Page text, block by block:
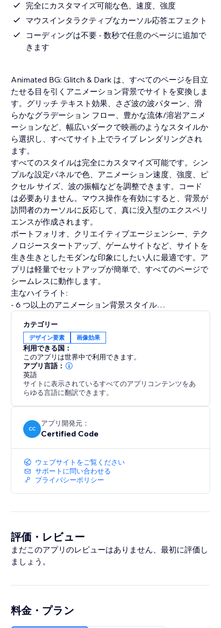
完全にカスタマイズ可能な色、速度、強度
マウスインタラクティブなカーソル応答エフェクト
コーディングは不要 - 数秒で任意のページに追加で
きます
Animated BG: Glitch & Dark は、すべてのページを目立
たせる目を引くアニメーション背景でサイトを変換しま
す。グリッチ テキスト効果、さざ波の波パターン、滑
らかなグラデーション フロー、豊かな流体/溶岩アニメ
ーションなど、幅広いダークで映画のようなスタイルか
ら選択し、すべてサイト上でライブ レンダリングされ
ます。
すべてのスタイルは完全にカスタマイズ可能です。シン
プルな設定パネルで色、アニメーション速度、強度、ピ
クセル サイズ、波の振幅などを調整できます。コード
は必要ありません。マウス操作を有効にすると、背景が
訪問者のカーソルに反応して、真に没入型のエクスペリ
エンスが作成されます。
ポートフォリオ、クリエイティブエージェンシー、テク
ノロジースタートアップ、ゲームサイトなど、サイトを
生き生きとしたモダンな印象にしたい人に最適です。ア
プリは軽量でセットアップが簡単で、すべてのページで
シームレスに動作します。
主なハイライト:
- 6 つ以上のアニメーション背景スタイル
- カーソル反応型インタラクティブ モード
- パフォーマンスの最適化
- あらゆるサイト ページで即座に動作
カテゴリー
デザイン要素 画像効果
利用できる国：
このアプリは世界中で利用できます。
アプリ言語：
英語
サイトに表示されているすべてのアプリコンテンツをあ
らゆる言語に翻訳できます。
CC
アプリ開発元：
Certified Code
ウェブサイトをご覧ください
サポートに問い合わせる
プライバシーポリシー
評価・レビュー
まだこのアプリのレビューはありません、最初に評価し
ましょう。
料金・プラン